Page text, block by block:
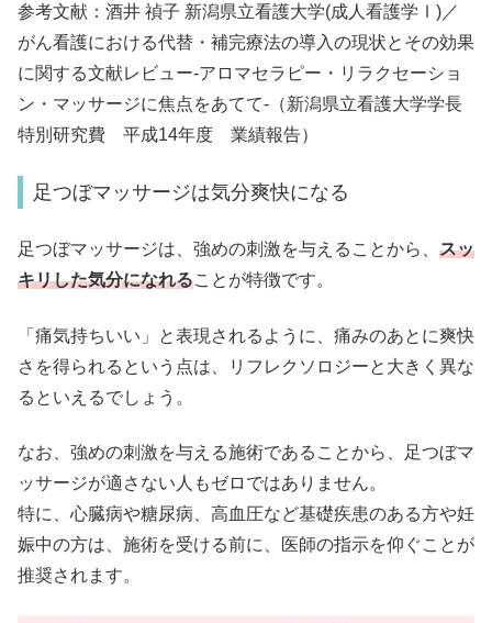
参考文献：酒井 禎子 新潟県立看護大学(成人看護学Ⅰ)／
がん看護における代替・補完療法の導入の現状とその効果
に関する文献レビュー-アロマセラピー・リラクセーショ
ン・マッサージに焦点をあてて-（新潟県立看護大学学長
特別研究費 平成14年度 業績報告）
足つぼマッサージは気分爽快になる
足つぼマッサージは、強めの刺激を与えることから、 スッ
キリした気分になれることが特徴です。
「痛気持ちいい」と表現されるように、痛みのあとに爽快
さを得られるという点は、リフレクソロジーと大きく異な
るといえるでしょう。
なお、強めの刺激を与える施術であることから、足つぼマ
ッサージが適さない人もゼロではありません。
特に、心臓病や糖尿病、高血圧など基礎疾患のある方や妊
娠中の方は、施術を受ける前に、医師の指示を仰ぐことが
推奨されます。